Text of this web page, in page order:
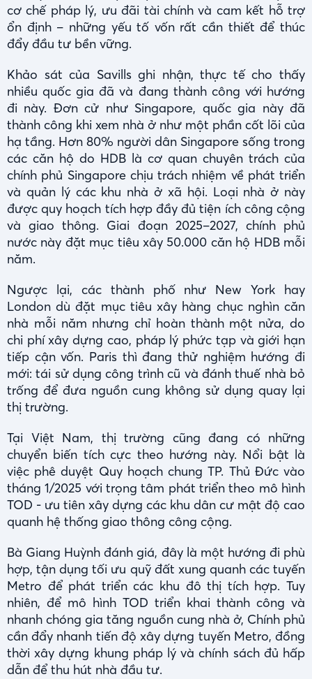
cơ chế pháp lý, ưu đãi tài chính và cam kết hỗ trợ
ổn định – những yếu tố vốn rất cần thiết để thúc
đẩy đầu tư bền vững.
Khảo sát của Savills ghi nhận, thực tế cho thấy
nhiều quốc gia đã và đang thành công với hướng
đi này. Đơn cử như Singapore, quốc gia này đã
thành công khi xem nhà ở như một phần cốt lõi của
hạ tầng. Hơn 80% người dân Singapore sống trong
các căn hộ do HDB là cơ quan chuyên trách của
chính phủ Singapore chịu trách nhiệm về phát triển
và quản lý các khu nhà ở xã hội. Loại nhà ở này
được quy hoạch tích hợp đầy đủ tiện ích công cộng
và giao thông. Giai đoạn 2025–2027, chính phủ
nước này đặt mục tiêu xây 50.000 căn hộ HDB mỗi
năm.
Ngược lại, các thành phố như New York hay
London dù đặt mục tiêu xây hàng chục nghìn căn
nhà mỗi năm nhưng chỉ hoàn thành một nửa, do
chi phí xây dựng cao, pháp lý phức tạp và giới hạn
tiếp cận vốn. Paris thì đang thử nghiệm hướng đi
mới: tái sử dụng công trình cũ và đánh thuế nhà bỏ
trống để đưa nguồn cung không sử dụng quay lại
thị trường.
Tại Việt Nam, thị trường cũng đang có những
chuyển biến tích cực theo hướng này. Nổi bật là
việc phê duyệt Quy hoạch chung TP. Thủ Đức vào
tháng 1/2025 với trọng tâm phát triển theo mô hình
TOD - ưu tiên xây dựng các khu dân cư mật độ cao
quanh hệ thống giao thông công cộng.
Bà Giang Huỳnh đánh giá, đây là một hướng đi phù
hợp, tận dụng tối ưu quỹ đất xung quanh các tuyến
Metro để phát triển các khu đô thị tích hợp. Tuy
nhiên, để mô hình TOD triển khai thành công và
nhanh chóng gia tăng nguồn cung nhà ở, Chính phủ
cần đẩy nhanh tiến độ xây dựng tuyến Metro, đồng
thời xây dựng khung pháp lý và chính sách đủ hấp
dẫn để thu hút nhà đầu tư.